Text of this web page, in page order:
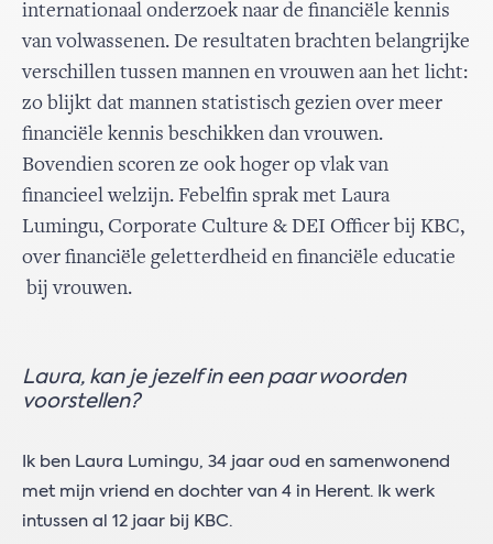
internationaal onderzoek naar de financiële kennis
van volwassenen. De resultaten brachten belangrijke
verschillen tussen mannen en vrouwen aan het licht:
zo blijkt dat mannen statistisch gezien over meer
financiële kennis beschikken dan vrouwen.
Bovendien scoren ze ook hoger op vlak van
financieel welzijn. Febelfin sprak met Laura
Lumingu, Corporate Culture & DEI Officer bij KBC,
over financiële geletterdheid en financiële educatie
bij vrouwen.
Laura, kan je jezelf in een paar woorden
voorstellen?
Ik ben Laura Lumingu, 34 jaar oud en samenwonend
met mijn vriend en dochter van 4 in Herent. Ik werk
intussen al 12 jaar bij KBC.